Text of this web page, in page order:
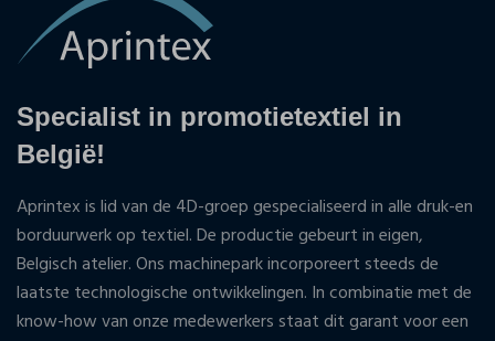
Specialist in promotietextiel in
België!
Aprintex is lid van de 4D-groep gespecialiseerd in alle druk-en
borduurwerk op textiel. De productie gebeurt in eigen,
Belgisch atelier. Ons machinepark incorporeert steeds de
laatste technologische ontwikkelingen. In combinatie met de
know-how van onze medewerkers staat dit garant voor een